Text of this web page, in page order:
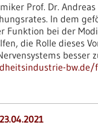
Prof. Dr.
In dem
Funktion bei der
die Rolle dieses
besser